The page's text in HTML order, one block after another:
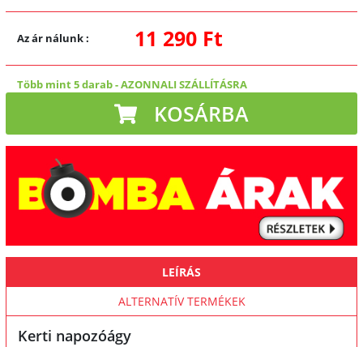
Az ár nálunk: 11 290 Ft
Több mint 5 darab-AZONNALI SZÁLLÍTÁSRA
KOSÁRBA
LEÍRÁS
ALTERNATÍV TERMÉKEK
Kerti napozóágy